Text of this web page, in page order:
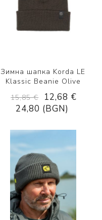
Зимна шапка Korda LE
Klassic Beanie Olive
15,85 €
12,68 €
24,80 (BGN)